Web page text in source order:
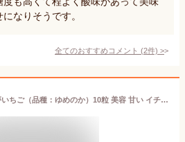
なりそうです。
全てのおすすめコメント (2件) >
【送料込】【大粒】夢いちご（品種：ゆめのか）10粒 美容 甘い イチゴ 苺 プレゼント お礼 誕生日 ご挨拶 粗品 フルーツ 果物 内祝い ギフト 贈り物 景品 コンペ お返し お正月 お年賀 バレンタイン ホワイトデー